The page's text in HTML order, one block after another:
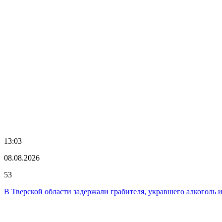
13:03
08.08.2026
53
В Тверской области задержали грабителя, укравшего алкоголь